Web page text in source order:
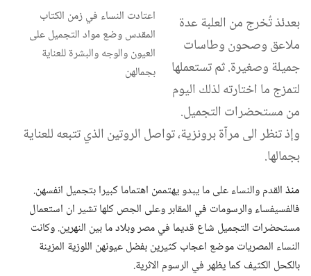
اعتادت النساء في زمن الكتاب
المقدس وضع مواد التجميل على
العيون والوجه والبشرة للعناية
بجمالهن
بعدئذ تُخرج من العلبة عدة
ملاعق وصحون وطاسات
جميلة وصغيرة.‏ ثم تستعملها
لتمزج ما اختارته لذلك اليوم
من مستحضرات التجميل.‏
وإذ تنظر الى مرآة برونزية،‏ تواصل الروتين الذي تتبعه للعناية
بجمالها.‏
منذالقدم والنساء على ما يبدو يهتممن اهتماما كبيرا بتجميل انفسهن.‏
فالفسيفساء والرسومات في المقابر وعلى الجص كلها تشير ان استعمال
مستحضرات التجميل شاع قديما في مصر وبلاد ما بين النهرين.‏ وكانت
النساء المصريات موضع اعجاب كثيرين بفضل عيونهن اللوزية المزينة
بالكحل الكثيف كما يظهر في الرسوم الاثرية.‏